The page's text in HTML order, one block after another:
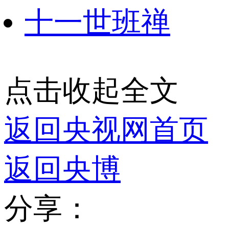
十一世班禅
点击收起全文
返回央视网首页
返回央博
分享：